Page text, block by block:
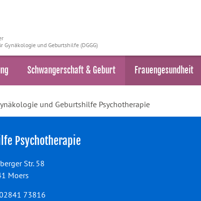
Gynäkologie und Geburtshilfe (DGGG)
Schwangerschaft & Geburt Frauengesundheit
und Geburtshilfe Psychotherapie
Psychotherapie
Str. 58
Moers
73816